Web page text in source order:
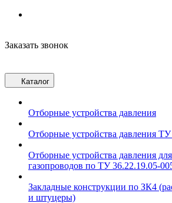
Заказать звонок
Каталог
Отборные устройства давления
Отборные устройства давления
Отборные устройства давления
газопроводов по ТУ 36.22.19.05-
Закладные конструкции по ЗК4
и штуцеры)